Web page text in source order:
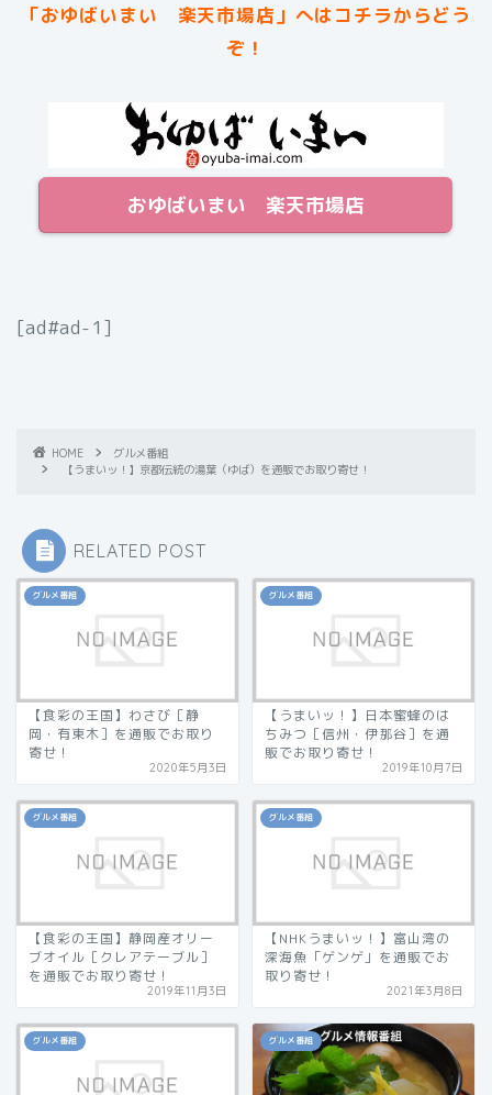
「おゆばいまい 楽天市場店」へはコチラからどう
ぞ！
おゆばいまい 楽天市場店
[ad#ad-1]
HOME
グルメ番組
【うまいッ！】京都伝統の湯葉（ゆば）を通販でお取り寄せ！
RELATED POST
グルメ番組
【食彩の王国】わさび［静
岡・有東木］を通販でお取り
寄せ！
2020年5月3日
グルメ番組
【うまいッ！】日本蜜蜂のは
ちみつ［信州・伊那谷］を通
販でお取り寄せ！
2019年10月7日
グルメ番組
【食彩の王国】静岡産オリー
ブオイル［クレアテーブル］
を通販でお取り寄せ！
2019年11月3日
グルメ番組
【NHKうまいッ！】富山湾の
深海魚「ゲンゲ」を通販でお
取り寄せ！
2021年3月8日
グルメ番組 グルメ番組